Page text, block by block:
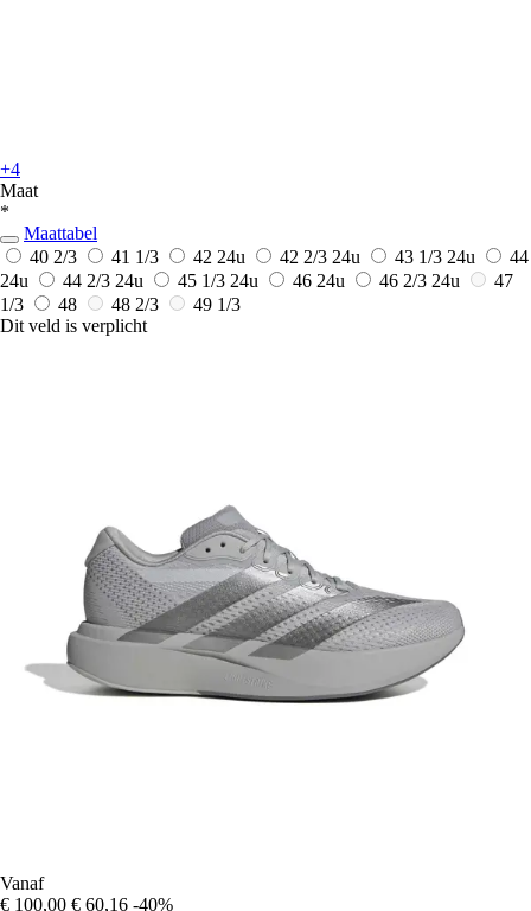
+4
Maat
*
Maattabel
40 2/3
41 1/3 42 24u 42 2/3 24u 43 1/3 24u
44
24u
44 2/3 24u 45 1/3 24u 46 24u 46 2/3 24u
47
1/3
48 48 2/3
49 1/3
Dit veld is verplicht
Vanaf
€ 100,00 € 60,16 -40%